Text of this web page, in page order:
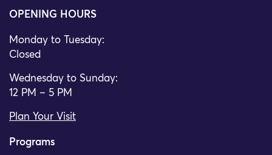
OPENING HOURS
Monday to Tuesday:
Closed
Wednesday to Sunday:
12 PM – 5 PM
Plan Your Visit
Programs